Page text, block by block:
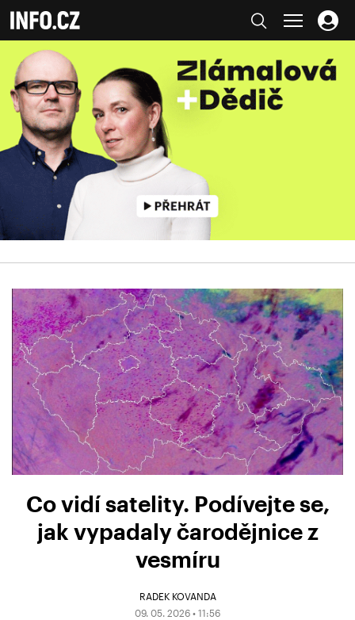
Co vidí satelity. Podívejte se,
jak vypadaly čarodějnice z
vesmíru
RADEK KOVANDA
09. 05. 2026 • 11:56